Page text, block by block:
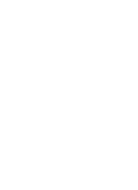
en Agentforce
para acceder a la